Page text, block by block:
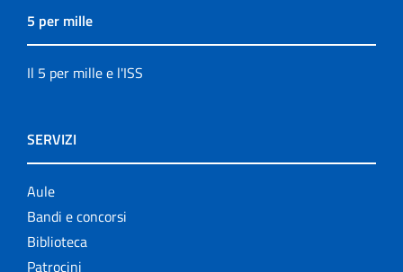
5 per mille
Il 5 per mille e l'ISS
SERVIZI
Aule
Bandi e concorsi
Biblioteca
Patrocini